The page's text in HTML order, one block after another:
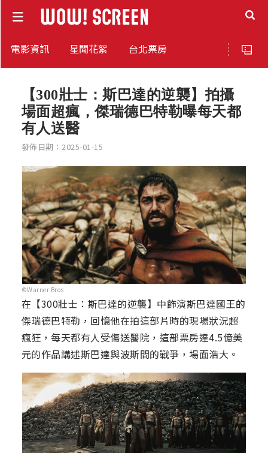
電影資訊 星聞花絮 台北票房
【300壯士：斯巴達的逆襲】拍攝
場面超瘋，傑瑞德巴特勒曝每天都
有人送醫
發佈日期：2025-01-15
©Warner Bros
在【300壯士：斯巴達的逆襲】中飾演斯巴達國王的
傑瑞德巴特勒，回憶他在拍這部片時的現場狀況超
瘋狂，每天都有人受傷送醫院，這部票房達4.5億美
元的作品講述斯巴達與波斯間的戰爭，場面浩大。